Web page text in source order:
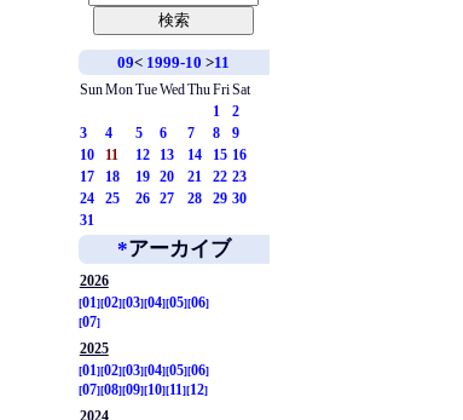
09< 1999-10 >11
SunMonTueWed ThuFriSat
1
2
3
4 5 6 7 8
9
10
11 12 13 14 15 16
17
18 19 20 21 22 23
24
25 26 27 28 29 30
31
*アーカイブ
2026
01
02 03 04 05 06
07
2025
01
02 03 04 05 06
07 08 09 10 11
12
2024